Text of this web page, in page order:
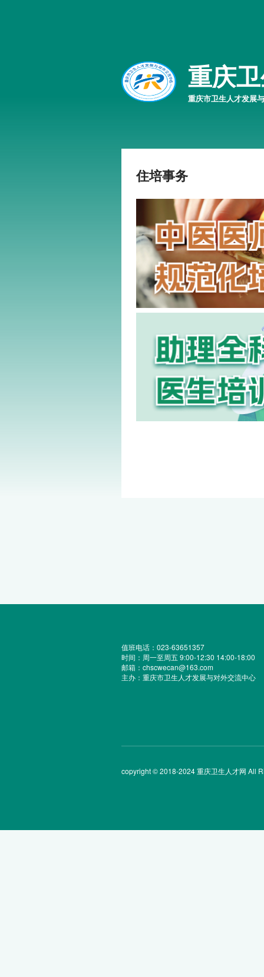
重庆
重庆市卫生人才发展
住培事务
值班电话：023-63651357
时间：周一至周五 9:00-12:30 14:00-18:00
邮箱：chscwecan@163.com
主办：重庆市卫生人才发展与对外交流中心
copyright © 2018-2024 重庆卫生人才网 All